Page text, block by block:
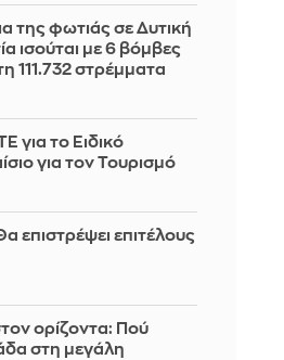
της φωτιάς σε Δυτική
ισούται με 6 βόμβες
111.732 στρέμματα
για το Ειδικό
για τον Τουρισμό
επιστρέψει επιτέλους
ορίζοντα: Πού
στη μεγάλη